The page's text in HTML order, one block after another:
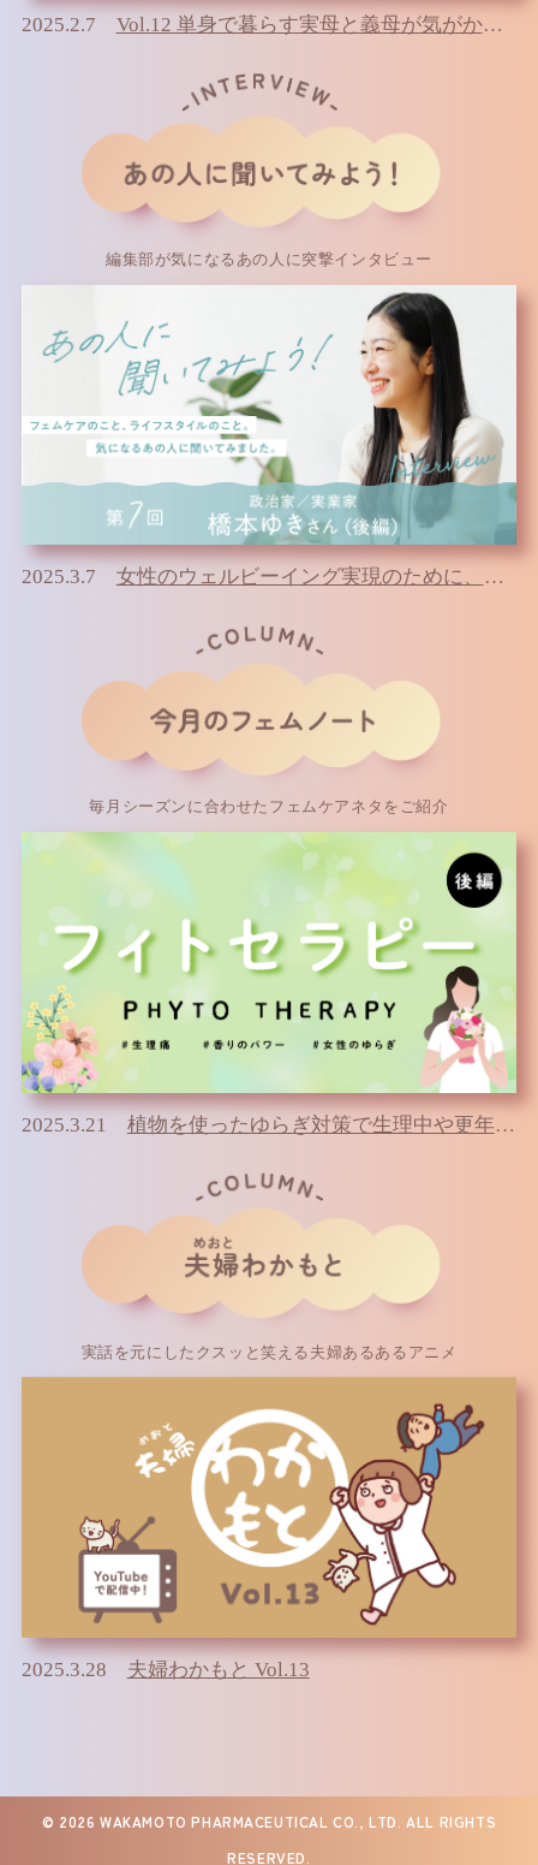
2025.2.7 Vol.12 単身で暮らす実母と義母が気がかり どう対応していけばいいのか不安…
編集部が気になるあの人に突撃インタビュー
2025.3.7 女性のウェルビーイング実現のために、政治家、実業家としてできること
毎月シーズンに合わせたフェムケアネタをご紹介
2025.3.21 植物を使ったゆらぎ対策で生理中や更年期も私らしく
実話を元にしたクスッと笑える夫婦あるあるアニメ
2025.3.28 夫婦わかもと Vol.13
© 2026 WAKAMOTO PHARMACEUTICAL CO., LTD. ALL RIGHTS
RESERVED.